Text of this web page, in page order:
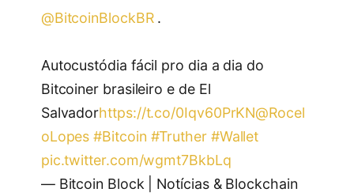
@BitcoinBlockBR.
Autocustódia fácil pro dia a dia do
Bitcoiner brasileiro e de El
Salvadorhttps://t.co/0Iqv60PrKN@Rocel
oLopes #Bitcoin #Truther #Wallet
pic.twitter.com/wgmt7BkbLq
— Bitcoin Block | Notícias & Blockchain